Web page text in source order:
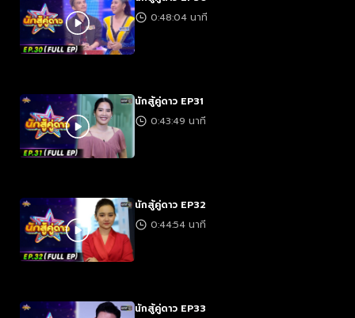
0:48:04 นาที
นักสู้คู่ดาว EP31
0:43:49 นาที
นักสู้คู่ดาว EP32
0:44:54 นาที
นักสู้คู่ดาว EP33